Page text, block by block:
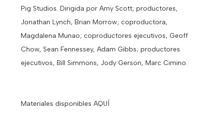
Pig Studios. Dirigida por Amy Scott; productores,
Jonathan Lynch, Brian Morrow; coproductora,
Magdalena Munao; coproductores ejecutivos, Geoff
Chow, Sean Fennessey, Adam Gibbs; productores
ejecutivos, Bill Simmons, Jody Gerson, Marc Cimino.
Materiales disponibles AQUÍ